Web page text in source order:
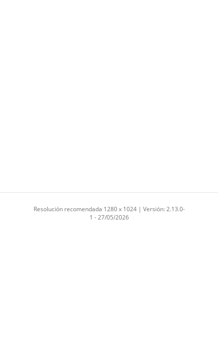
Resolución recomendada 1280 x 1024 | Versión: 2.13.0-
1 - 27/05/2026